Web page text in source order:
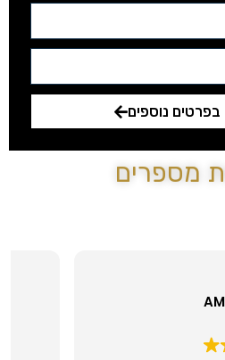
בפרטים נוספים
מספרים
אביב עזרא